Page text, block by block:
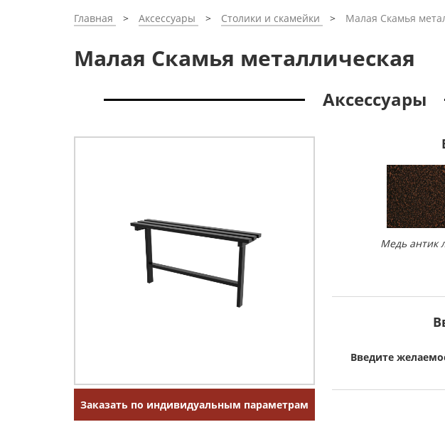
Главная Аксессуары Столики и скамейки Малая Скамья
Малая Скамья металлическая
Аксессуары
Заказать по индивидуальным параметрам
Медь антик
Введите